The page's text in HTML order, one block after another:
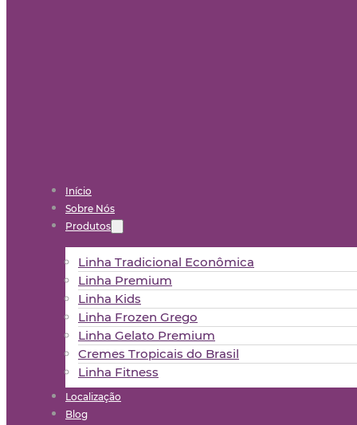
Início
Sobre Nós
Produtos
Linha Tradicional Econômica
Linha Premium
Linha Kids
Linha Frozen Grego
Linha Gelato Premium
Cremes Tropicais do Brasil
Linha Fitness
Localização
Blog